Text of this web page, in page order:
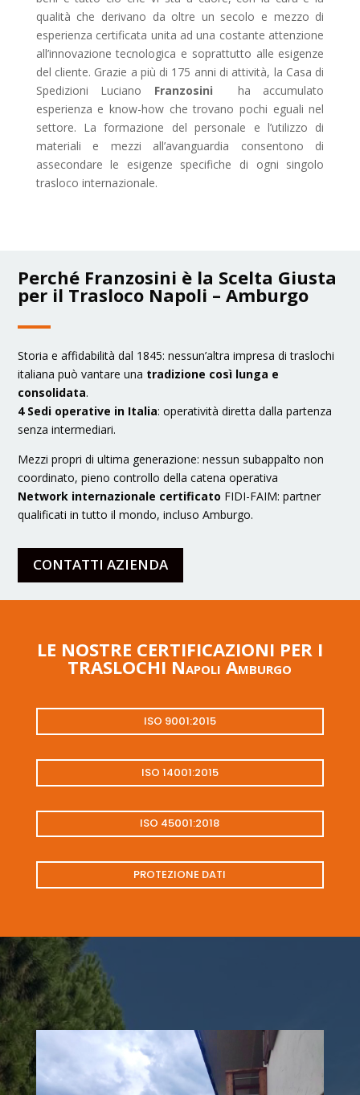
qualità che derivano da oltre un secolo e mezzo di
esperienza certificata unita ad una costante attenzione
all’innovazione tecnologica e soprattutto alle esigenze
del cliente. Grazie a più di 175 anni di attività, la Casa di
Spedizioni Luciano Franzosini
ha accumulato
esperienza e know-how che trovano pochi eguali nel
settore. La formazione del personale e l’utilizzo di
materiali e mezzi all’avanguardia consentono di
assecondare le esigenze specifiche di ogni singolo
trasloco internazionale.
Perché Franzosini è la Scelta Giusta
per il Trasloco Napoli – Amburgo
Storia e affidabilità dal 1845: nessun’altra impresa di traslochi
italiana può vantare una tradizione così lunga e
consolidata.
4 Sedi operative in Italia: operatività diretta dalla partenza
senza intermediari.
Mezzi propri di ultima generazione: nessun subappalto non
coordinato, pieno controllo della catena operativa
Network internazionale certificato FIDI-FAIM: partner
qualificati in tutto il mondo, incluso Amburgo.
CONTATTI AZIENDA
LE NOSTRE CERTIFICAZIONI PER I
TRASLOCHI Napoli Amburgo
ISO 9001:2015
ISO 14001:2015
ISO 45001:2018
PROTEZIONE DATI